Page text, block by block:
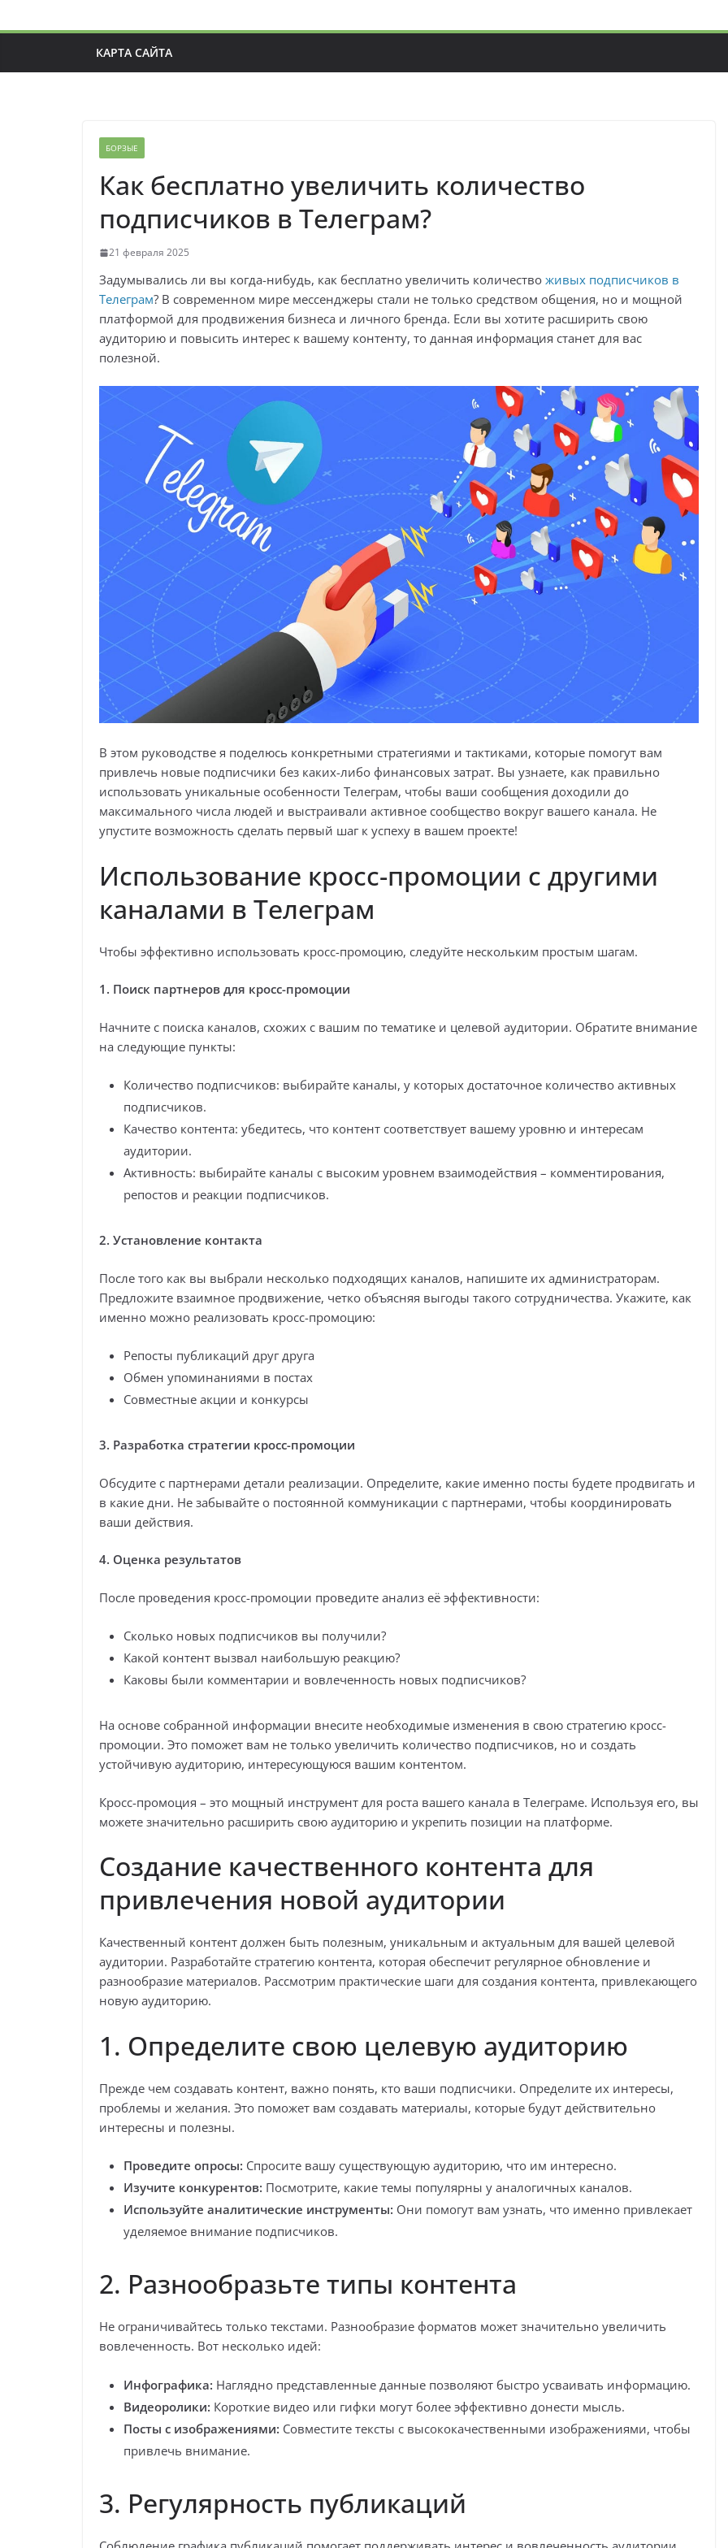
КАРТА САЙТА
БОРЗЫЕ
Как бесплатно увеличить количество
подписчиков в Телеграм?
21 февраля 2025
Задумывались ли вы когда-нибудь, как бесплатно увеличить количество живых подписчиков в
Телеграм? В современном мире мессенджеры стали не только средством общения, но и мощной
платформой для продвижения бизнеса и личного бренда. Если вы хотите расширить свою
аудиторию и повысить интерес к вашему контенту, то данная информация станет для вас
полезной.
В этом руководстве я поделюсь конкретными стратегиями и тактиками, которые помогут вам
привлечь новые подписчики без каких-либо финансовых затрат. Вы узнаете, как правильно
использовать уникальные особенности Телеграм, чтобы ваши сообщения доходили до
максимального числа людей и выстраивали активное сообщество вокруг вашего канала. Не
упустите возможность сделать первый шаг к успеху в вашем проекте!
Использование кросс-промоции с другими
каналами в Телеграм
Чтобы эффективно использовать кросс-промоцию, следуйте нескольким простым шагам.
1. Поиск партнеров для кросс-промоции
Начните с поиска каналов, схожих с вашим по тематике и целевой аудитории. Обратите внимание
на следующие пункты:
Количество подписчиков: выбирайте каналы, у которых достаточное количество активных
подписчиков.
Качество контента: убедитесь, что контент соответствует вашему уровню и интересам
аудитории.
Активность: выбирайте каналы с высоким уровнем взаимодействия – комментирования,
репостов и реакции подписчиков.
2. Установление контакта
После того как вы выбрали несколько подходящих каналов, напишите их администраторам.
Предложите взаимное продвижение, четко объясняя выгоды такого сотрудничества. Укажите, как
именно можно реализовать кросс-промоцию:
Репосты публикаций друг друга
Обмен упоминаниями в постах
Совместные акции и конкурсы
3. Разработка стратегии кросс-промоции
Обсудите с партнерами детали реализации. Определите, какие именно посты будете продвигать и
в какие дни. Не забывайте о постоянной коммуникации с партнерами, чтобы координировать
ваши действия.
4. Оценка результатов
После проведения кросс-промоции проведите анализ её эффективности:
Сколько новых подписчиков вы получили?
Какой контент вызвал наибольшую реакцию?
Каковы были комментарии и вовлеченность новых подписчиков?
На основе собранной информации внесите необходимые изменения в свою стратегию кросс-
промоции. Это поможет вам не только увеличить количество подписчиков, но и создать
устойчивую аудиторию, интересующуюся вашим контентом.
Кросс-промоция – это мощный инструмент для роста вашего канала в Телеграме. Используя его, вы
можете значительно расширить свою аудиторию и укрепить позиции на платформе.
Создание качественного контента для
привлечения новой аудитории
Качественный контент должен быть полезным, уникальным и актуальным для вашей целевой
аудитории. Разработайте стратегию контента, которая обеспечит регулярное обновление и
разнообразие материалов. Рассмотрим практические шаги для создания контента, привлекающего
новую аудиторию.
1. Определите свою целевую аудиторию
Прежде чем создавать контент, важно понять, кто ваши подписчики. Определите их интересы,
проблемы и желания. Это поможет вам создавать материалы, которые будут действительно
интересны и полезны.
Проведите опросы: Спросите вашу существующую аудиторию, что им интересно.
Изучите конкурентов: Посмотрите, какие темы популярны у аналогичных каналов.
Используйте аналитические инструменты: Они помогут вам узнать, что именно привлекает
уделяемое внимание подписчиков.
2. Разнообразьте типы контента
Не ограничивайтесь только текстами. Разнообразие форматов может значительно увеличить
вовлеченность. Вот несколько идей:
Инфографика: Наглядно представленные данные позволяют быстро усваивать информацию.
Видеоролики: Короткие видео или гифки могут более эффективно донести мысль.
Посты с изображениями: Совместите тексты с высококачественными изображениями, чтобы
привлечь внимание.
3. Регулярность публикаций